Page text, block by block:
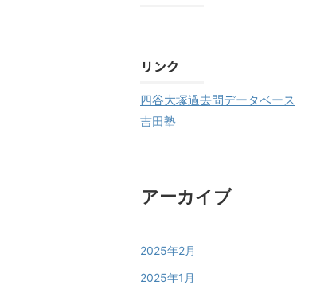
リンク
四谷大塚過去問データベース
吉田塾
アーカイブ
2025年2月
2025年1月